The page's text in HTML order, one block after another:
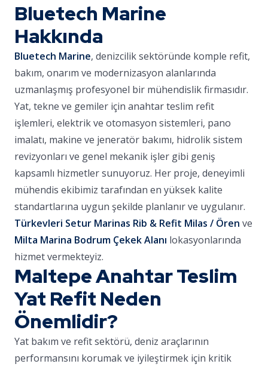
Bluetech Marine
Hakkında
Bluetech Marine, denizcilik sektöründe komple refit,
bakım, onarım ve modernizasyon alanlarında
uzmanlaşmış profesyonel bir mühendislik firmasıdır.
Yat, tekne ve gemiler için anahtar teslim refit
işlemleri, elektrik ve otomasyon sistemleri, pano
imalatı, makine ve jeneratör bakımı, hidrolik sistem
revizyonları ve genel mekanik işler gibi geniş
kapsamlı hizmetler sunuyoruz. Her proje, deneyimli
mühendis ekibimiz tarafından en yüksek kalite
standartlarına uygun şekilde planlanır ve uygulanır.
Türkevleri Setur Marinas Rib & Refit Milas / Ören ve
Milta Marina Bodrum Çekek Alanı lokasyonlarında
hizmet vermekteyiz.
Maltepe Anahtar Teslim
Yat Refit Neden
Önemlidir?
Yat bakım ve refit sektörü, deniz araçlarının
performansını korumak ve iyileştirmek için kritik